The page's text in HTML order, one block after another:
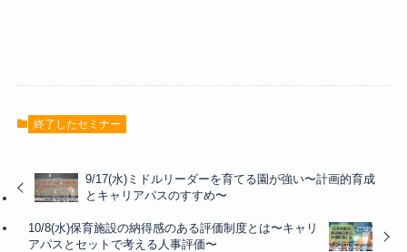
終了したセミナー
9/17(水)ミドルリーダーを育てる園が強い〜計画的育成
とキャリアパスのすすめ〜
10/8(水)保育施設の納得感のある評価制度とは〜キャリ
アパスとセットで考える人事評価〜